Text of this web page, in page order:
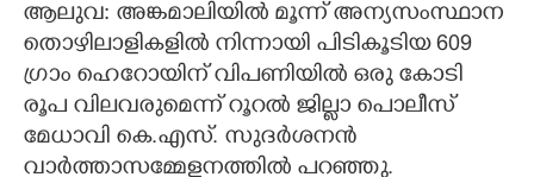
CARTOONS
LITERATURE
ആലുവ: അങ്കമാലിയിൽ മൂന്ന് അന്യസംസ്ഥാന
തൊഴിലാളികളിൽ നിന്നായി പിടികൂടിയ 609
ഗ്രാം ഹെറോയിന് വിപണിയിൽ ഒരു കോടി
രൂപ വിലവരുമെന്ന് റൂറൽ ജില്ലാ പൊലീസ്
മേധാവി കെ.എസ്. സുദർശനൻ
വാർത്താസമ്മേളനത്തിൽ പറഞ്ഞു.